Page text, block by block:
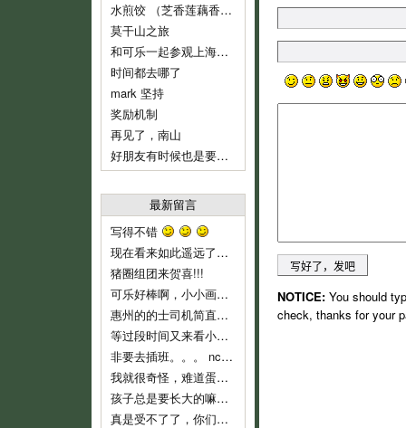
水煎饺 （芝香莲藕香菇肉饺）
莫干山之旅
和可乐一起参观上海鲁迅纪念馆
时间都去哪了
mark 坚持
奖励机制
再见了，南山
好朋友有时候也是要分开的
最新留言
写得不错
现在看来如此遥远了……
猪圈组团来贺喜!!!
可乐好棒啊，小小画家！
惠州的的士司机简直就是人渣...服务态度不好..个人素质差..喜欢兜远路,花钱做他们的的士..他们反而是老大,还说争创文明城市,有
等过段时间又来看小可乐
非要去插班。。。 nc，nc，新时代的蛋痛。
我就很奇怪，难道蛋教主和教主夫人小时候没有去过幼儿园么？难倒不记得当时自己的心情吗？ 自从蛋教主一开始说通过洗脑，可以让小孩
孩子总是要长大的嘛，3岁上幼儿园也不算早吧，我们从来不乱给药给可乐吃的，就是发烧不高，我们也都是坚持监督喝水降温而已。长河叔叔，太
真是受不了了，你们就不能让可乐对幼儿园渐进适应吗？ 都开始出现生理反应了。再说，现在小孩这么小，不能随便用药，怎么像起来这么
NOTICE: You should
check, thanks for your